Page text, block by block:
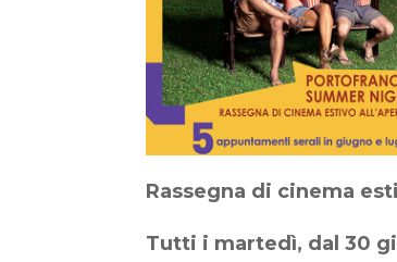
Rassegna di cinema
Tutti i martedì, dal 30